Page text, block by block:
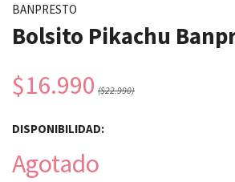
BANPRESTO
Bolsito Pikachu
$16.990 ($22.990)
DISPONIBILIDAD:
Agotado